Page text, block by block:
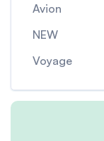
Avion
NEW
Voyage